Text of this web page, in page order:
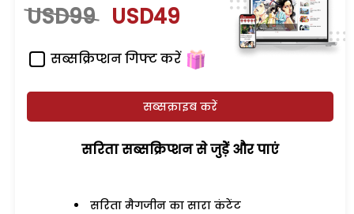
USD99 USD49
सब्सक्रिप्शन गिफ्ट करें
सब्सक्राइब करें
सरिता सब्सक्रिप्शन से जुड़ेें और पाएं
सरिता मैगजीन का सारा कंटेंट